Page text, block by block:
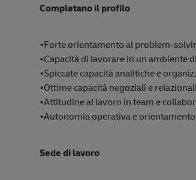
Completano il profilo
•Forte orientamento al problem-
•Capacità di lavorare in un ambiente
•Spiccate capacità analitiche e
•Ottime capacità negoziali e relazionali
•Attitudine al lavoro in team e
•Autonomia operativa e
Sede di lavoro